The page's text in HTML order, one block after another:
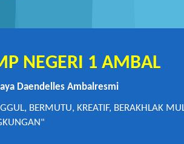
NEGERI 1 AMBAL
Daendelles Ambalresmi
BERMUTU, KREATIF, BERAKHLAK